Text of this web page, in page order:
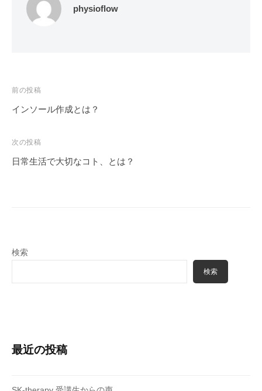
physioflow
投
稿
ビ
ゲ
前の投稿
インソール作成とは？
次の投稿
日常生活で大切なコト、とは？
検索
検索
最近の投稿